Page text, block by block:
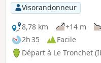
Visorandonneur
8,78 km
+14 m
2h 35
Facile
Départ à Le Tronchet